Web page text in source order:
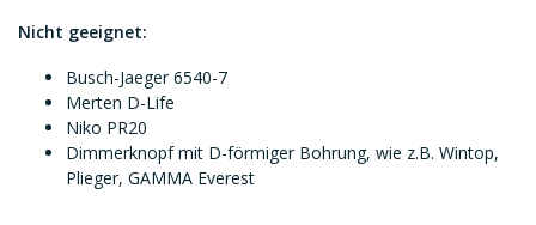
Nicht geeignet:
Busch-Jaeger 6540-7
Merten D-Life
Niko PR20
Dimmerknopf mit D-förmiger Bohrung, wie z.B. Wintop,
Plieger, GAMMA Everest